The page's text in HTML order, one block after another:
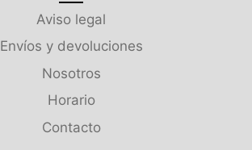
Aviso legal
Envíos y devoluciones
Nosotros
Horario
Contacto